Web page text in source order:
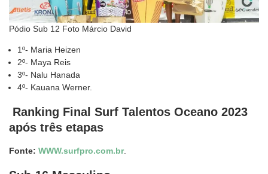
Pódio Sub 12 Foto Márcio David
1º- Maria Heizen
2º- Maya Reis
3º- Nalu Hanada
4º- Kauana Werner.
Ranking Final Surf Talentos Oceano 2023
após três etapas
Fonte: WWW.surfpro.com.br.